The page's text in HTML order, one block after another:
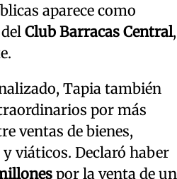
aparece como
Club Barracas Central,
Tapia también
por más
ventas de bienes,
viáticos. Declaró haber
por la venta de un